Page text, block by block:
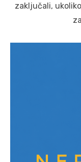
zaključali,